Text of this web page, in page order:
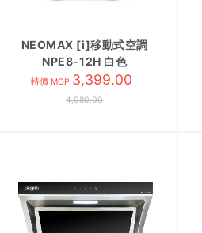
NEOMAX [i]移動式空調
NPE8-12H 白色
特價 MOP 3,399.00
4,980.00